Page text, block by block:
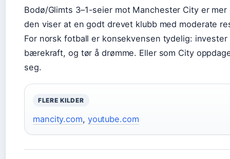
Bodø/Glimts 3–1-seier mot Manchester City er
den viser at en godt drevet klubb med moderate
For norsk fotball er konsekvensen tydelig:
bærekraft, og tør å drømme. Eller som City
seg.
FLERE KILDER
mancity.com, youtube.com